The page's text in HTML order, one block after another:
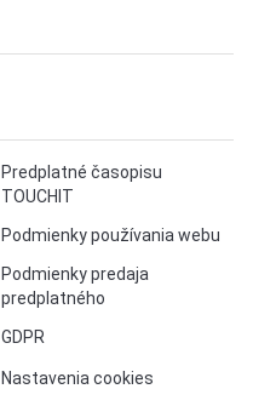
Predplatné časopisu
TOUCHIT
Podmienky používania webu
Podmienky predaja
predplatného
GDPR
Nastavenia cookies